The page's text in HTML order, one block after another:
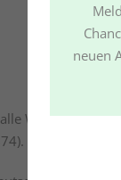
neuen
Wohnungen